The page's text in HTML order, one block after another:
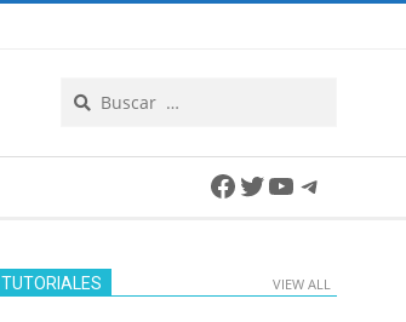
Facebook
Twitter
YouTube
TUTORIALES VIEW ALL